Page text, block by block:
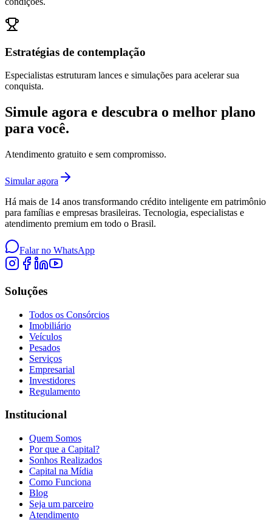
Estratégias de contemplação
Especialistas estruturam lances e simulações para acelerar sua
conquista.
Simule agora e descubra o melhor plano
para você.
Atendimento gratuito e sem compromisso.
Simular agora
Há mais de 14 anos transformando crédito inteligente em patrimônio
para famílias e empresas brasileiras. Tecnologia, especialistas e
atendimento premium em todo o Brasil.
Falar no WhatsApp
Soluções
Todos os Consórcios
Imobiliário
Veículos
Pesados
Serviços
Empresarial
Investidores
Regulamento
Institucional
Quem Somos
Por que a Capital?
Sonhos Realizados
Capital na Mídia
Como Funciona
Blog
Seja um parceiro
Atendimento